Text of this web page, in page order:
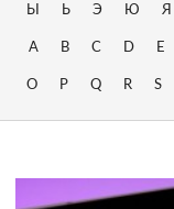
Ы Ь Э Ю Я
A B C D E
O P Q R S